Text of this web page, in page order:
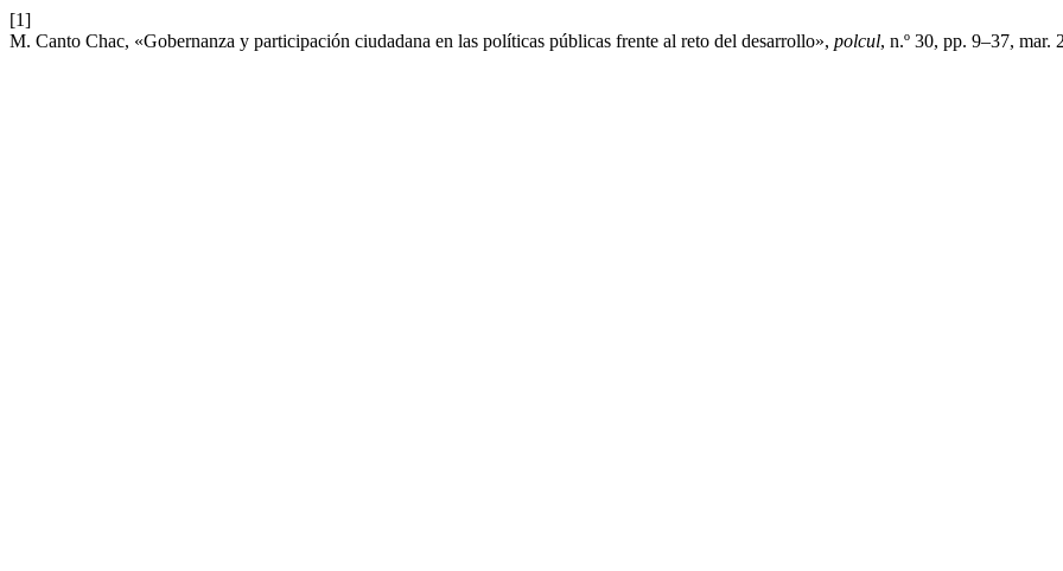
[1]
M. Canto Chac, «Gobernanza y participación ciudadana en las políticas públicas frente al reto del desarrollo», polcul, n.º 30, pp. 9–37, mar.